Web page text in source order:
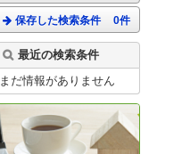
保存した検索条件 0件
最近の検索条件
まだ情報がありません